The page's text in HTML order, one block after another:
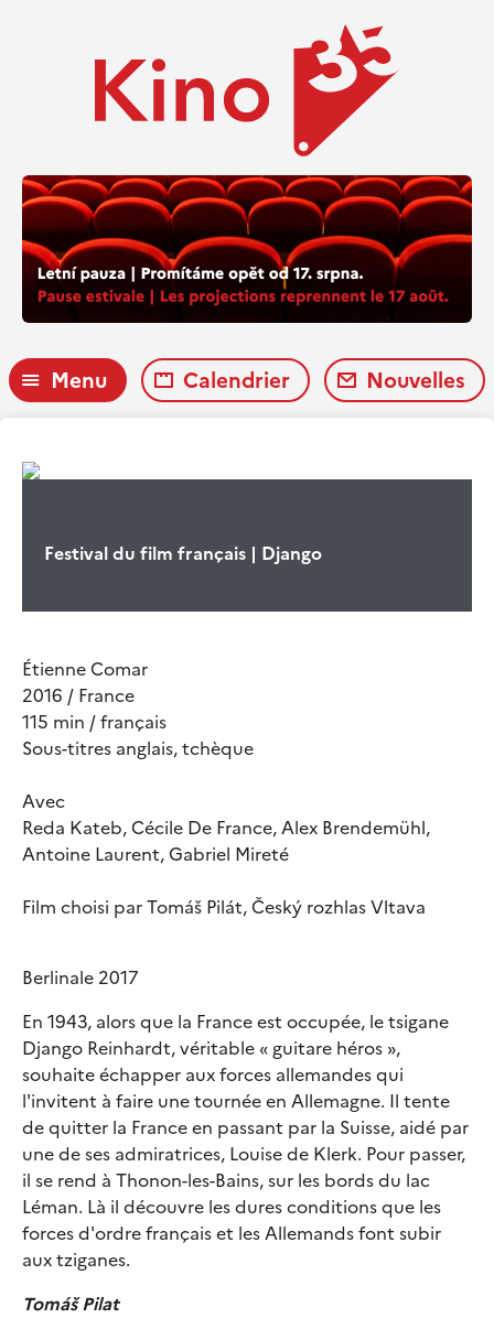
Menu Calendrier Nouvelles
Festival du film français | Django
Étienne Comar
2016 / France
115 min / français
Sous-titres anglais, tchèque
Avec
Reda Kateb, Cécile De France, Alex Brendemühl,
Antoine Laurent, Gabriel Mireté
Film choisi par Tomáš Pilát, Český rozhlas Vltava
Berlinale 2017
En 1943, alors que la France est occupée, le tsigane
Django Reinhardt, véritable « guitare héros »,
souhaite échapper aux forces allemandes qui
l'invitent à faire une tournée en Allemagne. Il tente
de quitter la France en passant par la Suisse, aidé par
une de ses admiratrices, Louise de Klerk. Pour passer,
il se rend à Thonon-les-Bains, sur les bords du lac
Léman. Là il découvre les dures conditions que les
forces d'ordre français et les Allemands font subir
aux tziganes.
Tomáš Pilat